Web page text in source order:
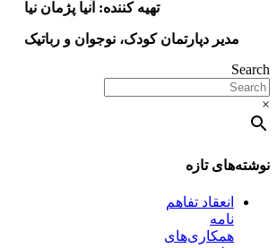
تهیه کننده: آنیا پژمان نیا
مدیر دپارتمان کودک، نوجوان و رباتیک
Search
×
نوشته‌های تازه
انعقاد تفاهم
نامه
همکاری‌های